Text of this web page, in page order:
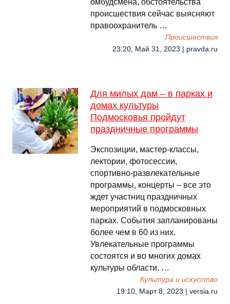
омбудсмена, обстоятельства
происшествия сейчас выясняют
правоохранитель …
Происшествия
23:20, Май 31, 2023 | pravda.ru
Для милых дам – в парках и
домах культуры
Подмосковья пройдут
праздничные программы
Экспозиции, мастер-классы,
лектории, фотосессии,
спортивно-развлекательные
программы, концерты – все это
ждет участниц праздничных
мероприятий в подмосковных
парках. События запланированы
более чем в 60 из них.
Увлекательные программы
состоятся и во многих домах
культуры области. …
Культура и искусство
19:10, Март 8, 2023 | versia.ru